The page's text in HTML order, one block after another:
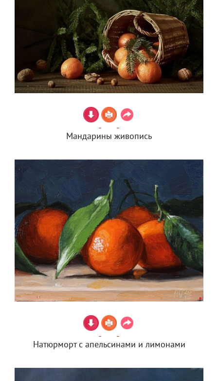
Мандарины живопись
Натюрморт с апельсинами и лимонами